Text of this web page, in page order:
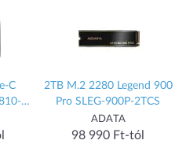
2TB M.2 2280 Legend 900
Pro SLEG-900P-2TCS
98 990 Ft-tól
A55